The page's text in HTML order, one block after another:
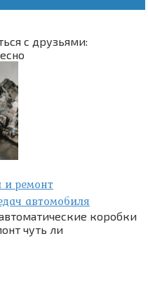
с друзьями:
и ремонт
автомобиля
коробки
чуть ли